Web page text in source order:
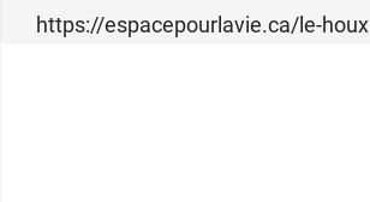
https://espacepourlavie.ca/le-houx